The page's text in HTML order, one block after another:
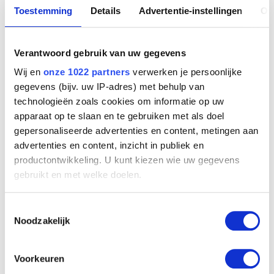
Toestemming Details Advertentie-instellingen
Verantwoord gebruik van uw gegevens
Wij en onze 1022 partners verwerken je persoonlijke
gegevens (bijv. uw IP-adres) met behulp van
technologieën zoals cookies om informatie op uw
apparaat op te slaan en te gebruiken met als doel
gepersonaliseerde advertenties en content, metingen aan
advertenties en content, inzicht in publiek en
productontwikkeling. U kunt kiezen wie uw gegevens
gebruikt en met welke doelen.
Informatie verzamelen over uw geografische
locatie, die tot een paar meter nauwkeurig kan zijn
scannen op specifieke eigenschappen (fingerprinting)
Noodzakelijk
Voorkeuren
Nachtausflug ins Welttal